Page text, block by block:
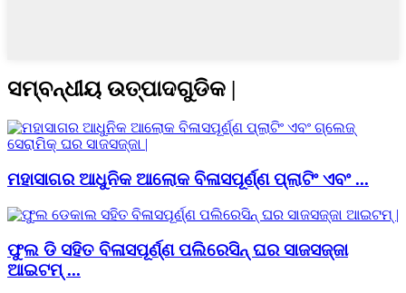
ସମ୍ବନ୍ଧୀୟ ଉତ୍ପାଦଗୁଡିକ |
ମହାସାଗର ଆଧୁନିକ ଆଲୋକ ବିଳାସପୂର୍ଣ୍ଣ ପ୍ଲାଟିଂ ଏବଂ ...
ଫୁଲ ଡି ସହିତ ବିଳାସପୂର୍ଣ୍ଣ ପଲିରେସିନ୍ ଘର ସାଜସଜ୍ଜା
ଆଇଟମ୍ ...